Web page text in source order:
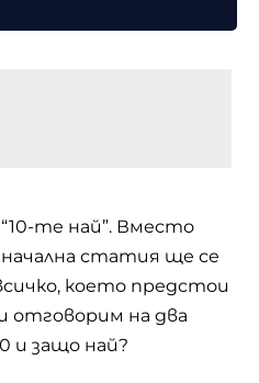
те най”. Вместо
статия ще се
което предстои
отговорим на два
и защо най?